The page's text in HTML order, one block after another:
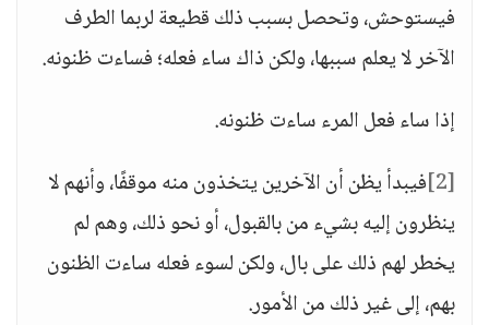
فيستوحش، وتحصل بسبب ذلك قطيعة لربما الطرف
الآخر لا يعلم سببها، ولكن ذاك ساء فعله؛ فساءت ظنونه.
إذا ساء فعل المرء ساءت ظنونه.
[2] فيبدأ يظن أن الآخرين يتخذون منه موقفًا، وأنهم لا
ينظرون إليه بشيء من بالقبول، أو نحو ذلك، وهم لم
يخطر لهم ذلك على بال، ولكن لسوء فعله ساءت الظنون
بهم، إلى غير ذلك من الأمور.